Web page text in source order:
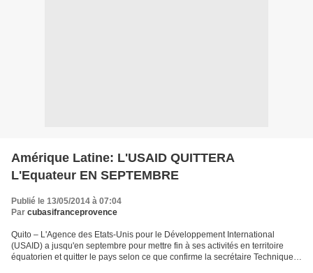
Amérique Latine: L'USAID QUITTERA
L'Equateur EN SEPTEMBRE
Publié le 13/05/2014 à 07:04
Par cubasifranceprovence
Quito – L'Agence des Etats-Unis pour le Développement International
(USAID) a jusqu'en septembre pour mettre fin à ses activités en territoire
équatorien et quitter le pays selon ce que confirme la secrétaire Technique